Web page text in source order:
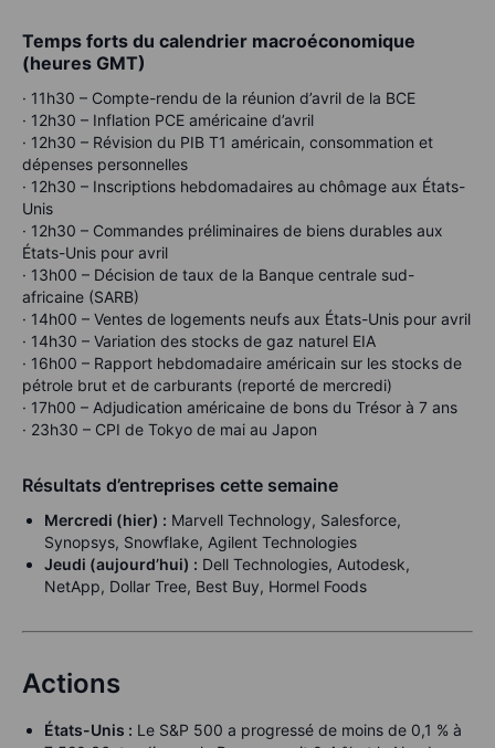
Temps forts du calendrier macroéconomique
(heures GMT)
· 11h30 – Compte-rendu de la réunion d’avril de la BCE
· 12h30 – Inflation PCE américaine d’avril
· 12h30 – Révision du PIB T1 américain, consommation et
dépenses personnelles
· 12h30 – Inscriptions hebdomadaires au chômage aux États-
Unis
· 12h30 – Commandes préliminaires de biens durables aux
États-Unis pour avril
· 13h00 – Décision de taux de la Banque centrale sud-
africaine (SARB)
· 14h00 – Ventes de logements neufs aux États-Unis pour avril
· 14h30 – Variation des stocks de gaz naturel EIA
· 16h00 – Rapport hebdomadaire américain sur les stocks de
pétrole brut et de carburants (reporté de mercredi)
· 17h00 – Adjudication américaine de bons du Trésor à 7 ans
· 23h30 – CPI de Tokyo de mai au Japon
Résultats d’entreprises cette semaine
Mercredi (hier) : Marvell Technology, Salesforce,
Synopsys, Snowflake, Agilent Technologies
Jeudi (aujourd’hui) : Dell Technologies, Autodesk,
NetApp, Dollar Tree, Best Buy, Hormel Foods
Actions
États-Unis : Le S&P 500 a progressé de moins de 0,1 % à